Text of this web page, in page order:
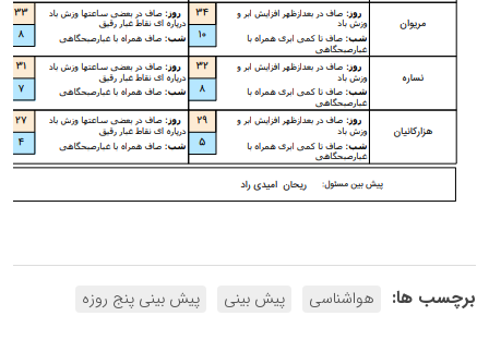
برچسب ها: هواشناسی پیش بینی پیش بینی پنج روزه